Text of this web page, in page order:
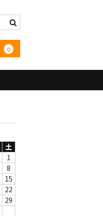
0
土
1
8
15
22
29